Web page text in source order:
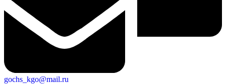
gochs_kgo@mail.ru